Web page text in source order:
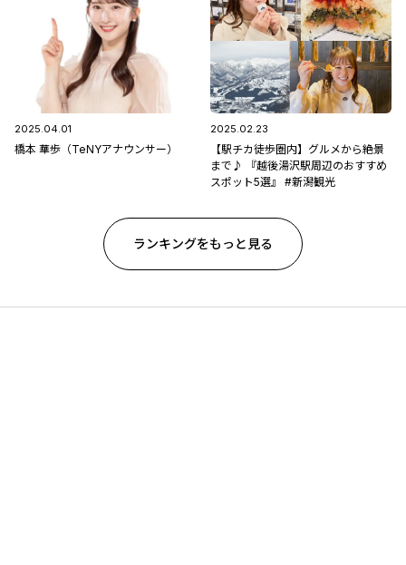
2025.04.01
橋本 華歩（TeNYアナウンサー）
2025.02.23
【駅チカ徒歩圏内】グルメから絶景
まで♪ 『越後湯沢駅周辺のおすすめ
スポット5選』 #新潟観光
ランキングをもっと見る